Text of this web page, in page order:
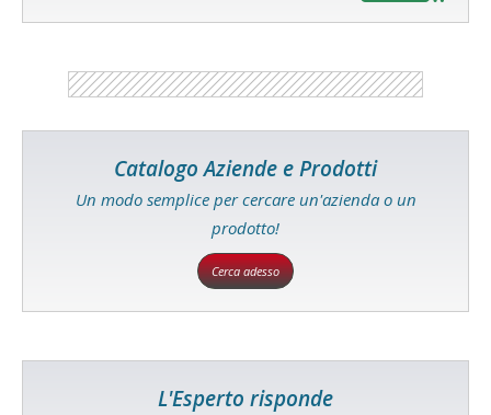
Catalogo Aziende e Prodotti
Un modo semplice per cercare un'azienda o un
prodotto!
Cerca adesso
L'Esperto risponde